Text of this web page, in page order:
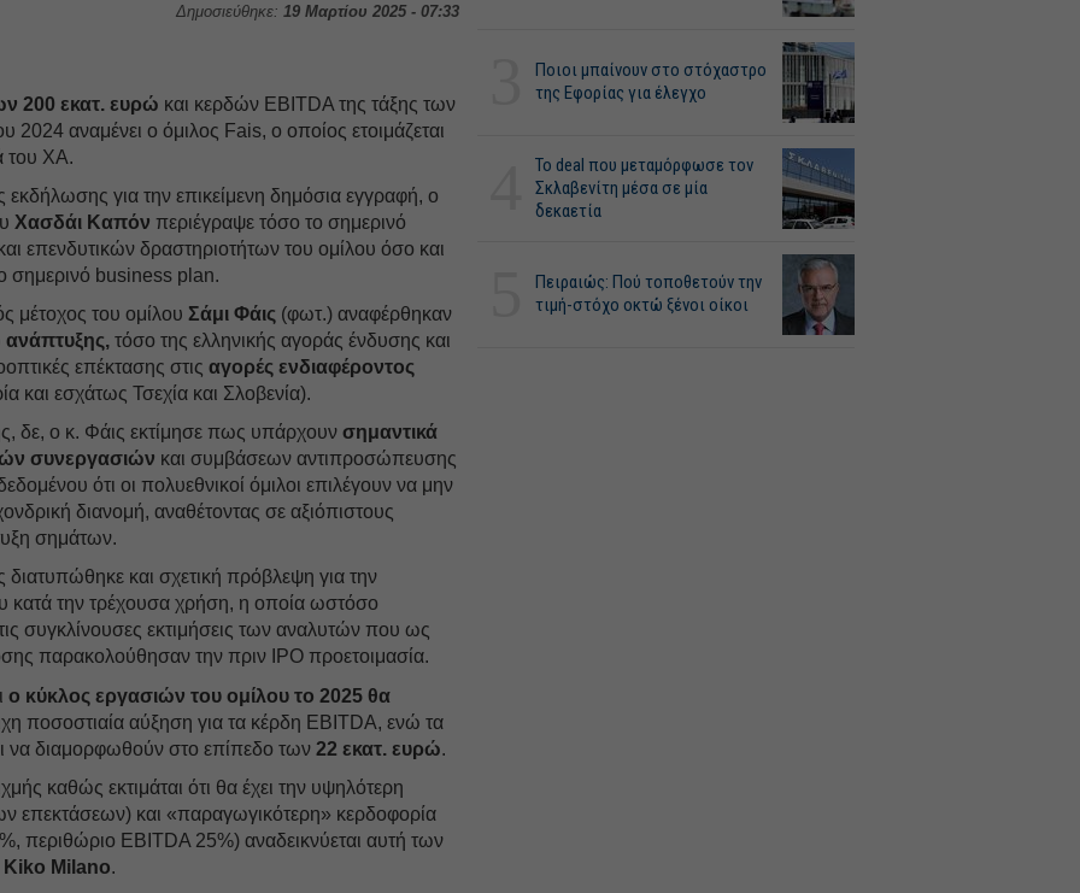
Δημοσιεύθηκε: 19 Μαρτίου 2025 - 07:33
200 εκατ. ευρώ και κερδών EBITDA της τάξης των
2024 αναμένει ο όμιλος Fais, ο οποίος ετοιμάζεται
του ΧΑ.
εκδήλωσης για την επικείμενη δημόσια εγγραφή, ο
Χασδάι Καπόν περιέγραψε τόσο το σημερινό
επενδυτικών δραστηριοτήτων του ομίλου όσο και
σημερινό business plan.
μέτοχος του ομίλουΣάμι Φάις (φωτ.) αναφέρθηκαν
ανάπτυξης,τόσο της ελληνικής αγοράς ένδυσης και
επέκτασης στιςαγορές ενδιαφέροντος
και εσχάτως Τσεχία και Σλοβενία).
δε, ο κ. Φάις εκτίμησε πως υπάρχουνσημαντικά
συνεργασιών και συμβάσεων αντιπροσώπευσης
ότι οι πολυεθνικοί όμιλοι επιλέγουν να μην
διανομή, αναθέτοντας σε αξιόπιστους
σημάτων.
και σχετική πρόβλεψη για την
κατά την τρέχουσα χρήση, η οποία ωστόσο
συγκλίνουσες εκτιμήσεις των αναλυτών που ως
παρακολούθησαν την πριν IPO προετοιμασία.
ο κύκλος εργασιών του ομίλου το 2025 θα
ποσοστιαία αύξηση για τα κέρδη EBITDA, ενώ τα
να διαμορφωθούν στο επίπεδο των22 εκατ. ευρώ.
καθώς εκτιμάται ότι θα έχει την υψηλότερη
επεκτάσεων) και «παραγωγικότερη» κερδοφορία
περιθώριο EBITDA 25%) αναδεικνύεται αυτή των
Kiko Milano.
Ποιοι μπαίνουν στο στόχαστρο
της Εφορίας για έλεγχο
Το deal που μεταμόρφωσε τον
Σκλαβενίτη μέσα σε μία
δεκαετία
Πειραιώς: Πού τοποθετούν την
τιμή-στόχο οκτώ ξένοι οίκοι